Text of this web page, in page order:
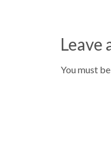
Leave
You must be